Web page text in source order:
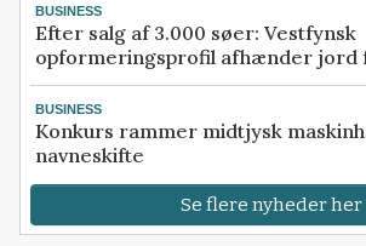
BUSINESS
Efter salg af 3.000 søer: Vestfynsk
opformeringsprofil afhænder jord
BUSINESS
Konkurs rammer midtjysk
navneskifte
Se flere nyheder her